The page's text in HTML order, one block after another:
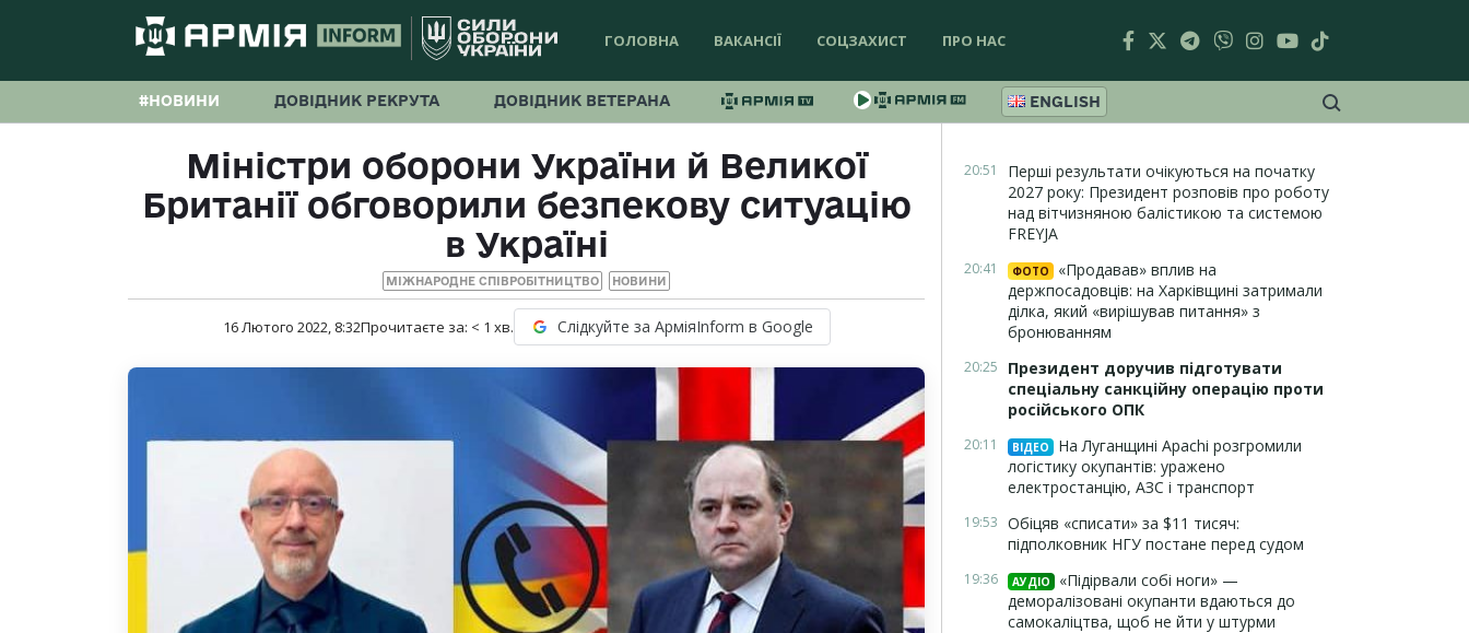
ГОЛОВНА ВАКАНСІЇ СОЦЗАХИСТ ПРО НАС
#НОВИНИ ДОВІДНИК РЕКРУТА ДОВІДНИК ВЕТЕРАНА ENGLISH
Міністри оборони України й Великої
Британії обговорили безпекову ситуацію
в Україні
МІЖНАРОДНЕ СПІВРОБІТНИЦТВО НОВИНИ
16 Лютого 2022, 8:32Прочитаєте за: < 1 хв. Слідкуйте за АрміяInform в Google
20:51
Перші результати очікуються на початку
2027 року: Президент розповів про роботу
над вітчизняною балістикою та системою
FREYJA
20:41 ФОТО
«Продавав» вплив на
держпосадовців: на Харківщині затримали
ділка, який «вирішував питання» з
бронюванням
20:25
Президент доручив підготувати
спеціальну санкційну операцію проти
російського ОПК
20:11 ВІДЕО
На Луганщині Apachi розгромили
логістику окупантів: уражено
електростанцію, АЗС і транспорт
19:53 Обіцяв «списати» за $11 тисяч:
підполковник НГУ постане перед судом
19:36 АУДІО
«Підірвали собі ноги» —
деморалізовані окупанти вдаються до
самокаліцтва, щоб не йти у штурми